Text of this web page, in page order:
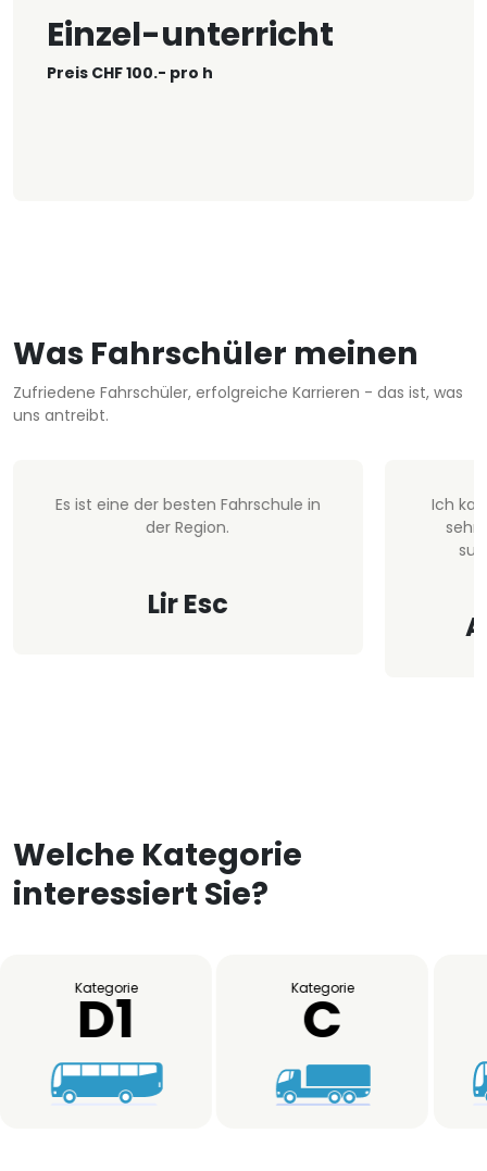
Einzel-unterricht
Preis CHF 100.- pro h
Was Fahrschüler meinen
Zufriedene Fahrschüler, erfolgreiche Karrieren - das ist, was
uns antreibt.
Es ist eine der besten Fahrschule in
der Region.
Lir Esc
Ich
sehr
Welche Kategorie
interessiert Sie?
Kategorie
D1 Kategorie
C